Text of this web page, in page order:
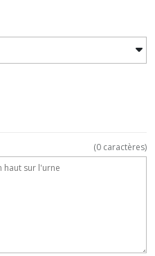
(0 caractères)